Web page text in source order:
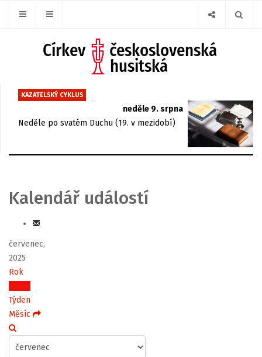
KAZATELSKÝ CYKLUS
neděle 9. srpna
Neděle po svatém Duchu (19. v mezidobí)
Kalendář událostí
červenec,
2025
Rok
Měsíc
Týden
Měsíc